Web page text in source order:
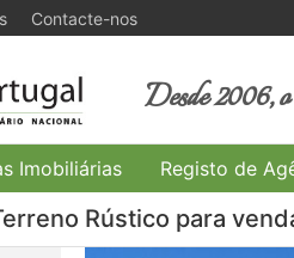
Contacte-nos
Desde 2006,
Imobiliárias Registo de
Rústico para